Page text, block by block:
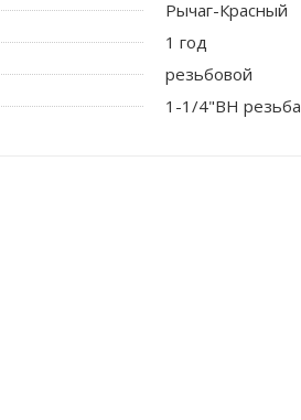
Рычаг-Красный
1 год
резьбовой
1-1/4"ВН резьба